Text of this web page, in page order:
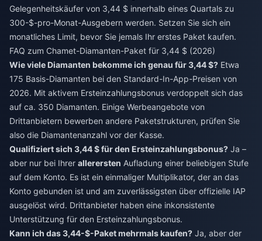
Gelegenheitskäufer von 3,44 $ innerhalb eines Quartals zu
300-$-pro-Monat-Ausgebern werden. Setzen Sie sich ein
monatliches Limit, bevor Sie jemals Ihr erstes Paket kaufen.
FAQ zum Chamet-Diamanten-Paket für 3,44 $ (2026)
Wie viele Diamanten bekomme ich genau für 3,44 $? Etwa
175 Basis-Diamanten bei den Standard-In-App-Preisen von
2026. Mit aktivem Ersteinzahlungsbonus verdoppelt sich das
auf ca. 350 Diamanten. Einige Werbeangebote von
Drittanbietern bewerben andere Paketstrukturen, prüfen Sie
also die Diamantenanzahl vor der Kasse.
Qualifiziert sich 3,44 $ für den Ersteinzahlungsbonus? Ja –
aber nur bei Ihrer allerersten Aufladung einer beliebigen Stufe
auf dem Konto. Es ist ein einmaliger Multiplikator, der an das
Konto gebunden ist und am zuverlässigsten über offizielle IAP
ausgelöst wird. Drittanbieter haben eine inkonsistente
Unterstützung für den Ersteinzahlungsbonus.
Kann ich das 3,44-$-Paket mehrmals kaufen? Ja, aber der